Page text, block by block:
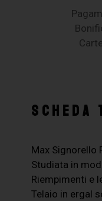
SCHEDA
Max Signorello
Studiata in
Riempimenti e
Telaio in ergal